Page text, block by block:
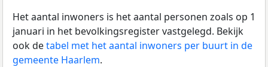
Het aantal inwoners is het aantal personen zoals op 1
januari in het bevolkingsregister vastgelegd. Bekijk
ook detabel met het aantal inwoners per buurt in de
gemeente Haarlem.